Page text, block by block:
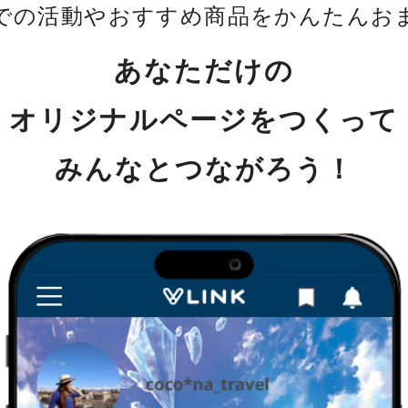
の活動やおすすめ商品をかんたんお
あなただけの
オリジナルページをつくって
みんなとつながろう！